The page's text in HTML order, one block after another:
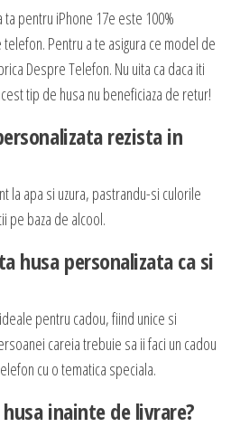
ta pentru iPhone 17e este 100%
Pentru a te asigura ce model de
Despre Telefon. Nu uita ca daca iti
tip de husa nu beneficiaza de retur!
rezista in
la apa si uzura, pastrandu-si culorile
pe baza de alcool.
husa personalizata ca si
pentru cadou, fiind unice si
careia trebuie sa ii faci un cadou
cu o tematica speciala.
inainte de livrare?